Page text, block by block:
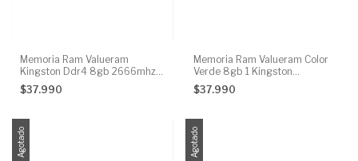
Memoria Ram Valueram
Kingston Ddr4 8gb 2666mhz
Kvr26n19s6/8
$37.990
Memoria Ram Valueram Color
Verde 8gb 1 Kingston
Kvr26n19s6/8
$37.990
Agotado Agotado